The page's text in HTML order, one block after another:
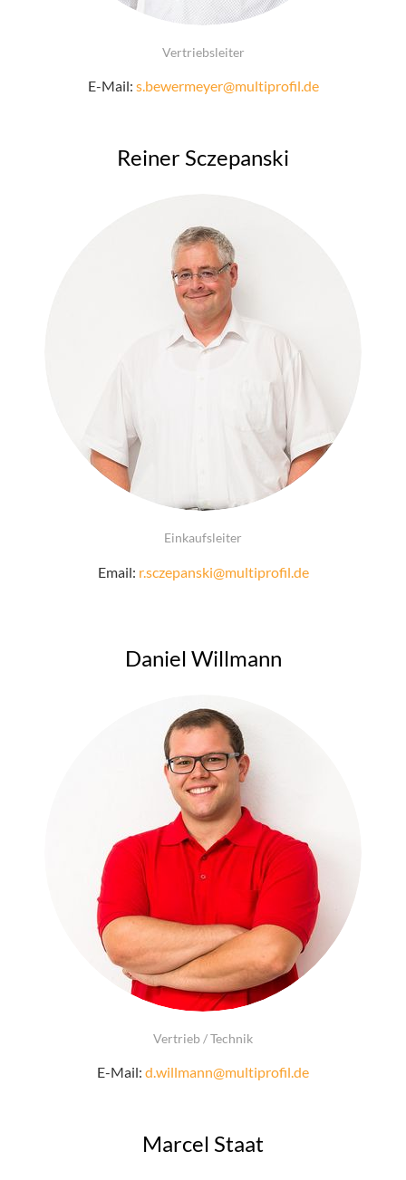
Vertriebsleiter
E-Mail: s.bewermeyer@multiprofil.de
Reiner Sczepanski
Einkaufsleiter
Email: r.sczepanski@multiprofil.de
Daniel Willmann
Vertrieb / Technik
E-Mail: d.willmann@multiprofil.de
Marcel Staat